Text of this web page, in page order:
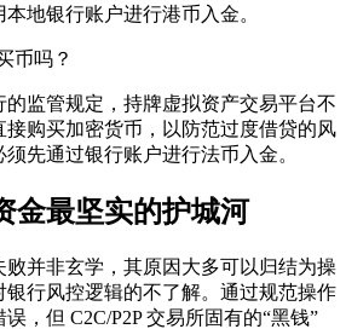
地银行账户进行港币入金。
币吗？
监管规定，持牌虚拟资产交易平台不
接购买加密货币，以防范过度借贷的风
先通过银行账户进行法币入金。
金最坚实的护城河
败并非玄学，其原因大多可以归结为操
行风控逻辑的不了解。通过规范操作
，但 C2C/P2P 交易所固有的“黑钱”